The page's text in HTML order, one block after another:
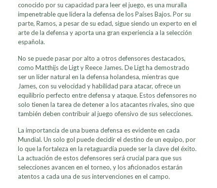
conocido por su capacidad para leer el juego, es una muralla
impenetrable que lidera la defensa de los Países Bajos. Por su
parte, Ramos, a pesar de su edad, sigue siendo un experto en el
arte de la defensa y aporta una gran experiencia a la selección
española.
No se puede pasar por alto a otros defensores destacados,
como Matthijs de Ligt y Reece James. De Ligt ha demostrado
ser un líder natural en la defensa holandesa, mientras que
James, con su velocidad y habilidad para atacar, ofrece un
equilibrio perfecto entre defensa y ataque. Estos defensores no
solo tienen la tarea de detener a los atacantes rivales, sino que
también deben contribuir al juego ofensivo de sus selecciones.
La importancia de una buena defensa es evidente en cada
Mundial. Un solo gol puede decidir el destino de un equipo, por
lo que la fortaleza en la retaguardia puede ser la clave del éxito.
La actuación de estos defensores será crucial para que sus
selecciones avancen en el torneo, y los aficionados estarán
atentos a cada una de sus intervenciones en el campo.